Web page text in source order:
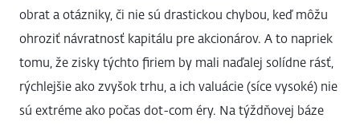
obrat a otázniky, či nie sú drastickou chybou, keď môžu
ohroziť návratnosť kapitálu pre akcionárov. A to napriek
tomu, že zisky týchto firiem by mali naďalej solídne rásť,
rýchlejšie ako zvyšok trhu, a ich valuácie (síce vysoké) nie
sú extréme ako počas dot-com éry. Na týždňovej báze